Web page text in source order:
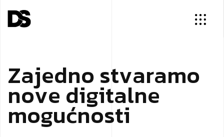
Zajednostvaramo
nove digitalne
mogućnosti